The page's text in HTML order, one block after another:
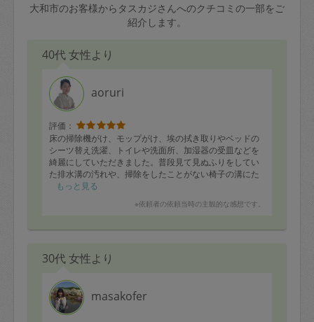
大和市のお客様からタスカジさんへのクチコミの一部をご
紹介します。
40代 女性より
aoruri
評価：
床の掃除機がけ、モップがけ、埃の拭き取りやベッドの
シーツ替え洗濯、トイレや洗面所、加湿器の受皿などを
綺麗にしていただきました。普段見て見ぬふりをしてい
た排水溝の汚れや、掃除をしたことがない椅子の溝にた
まった汚れなども綺麗にしていただき、とても気持ち良
時間が足りずキッチンは手付かずになってしまいました
してほしいところは3時間内ででき、たくさんお掃除して
人柄もとても感じが良く、安心してお任せしました。あ
もっと見る
※依頼者の依頼当時の主観的な感想です。
30代 女性より
masakofer